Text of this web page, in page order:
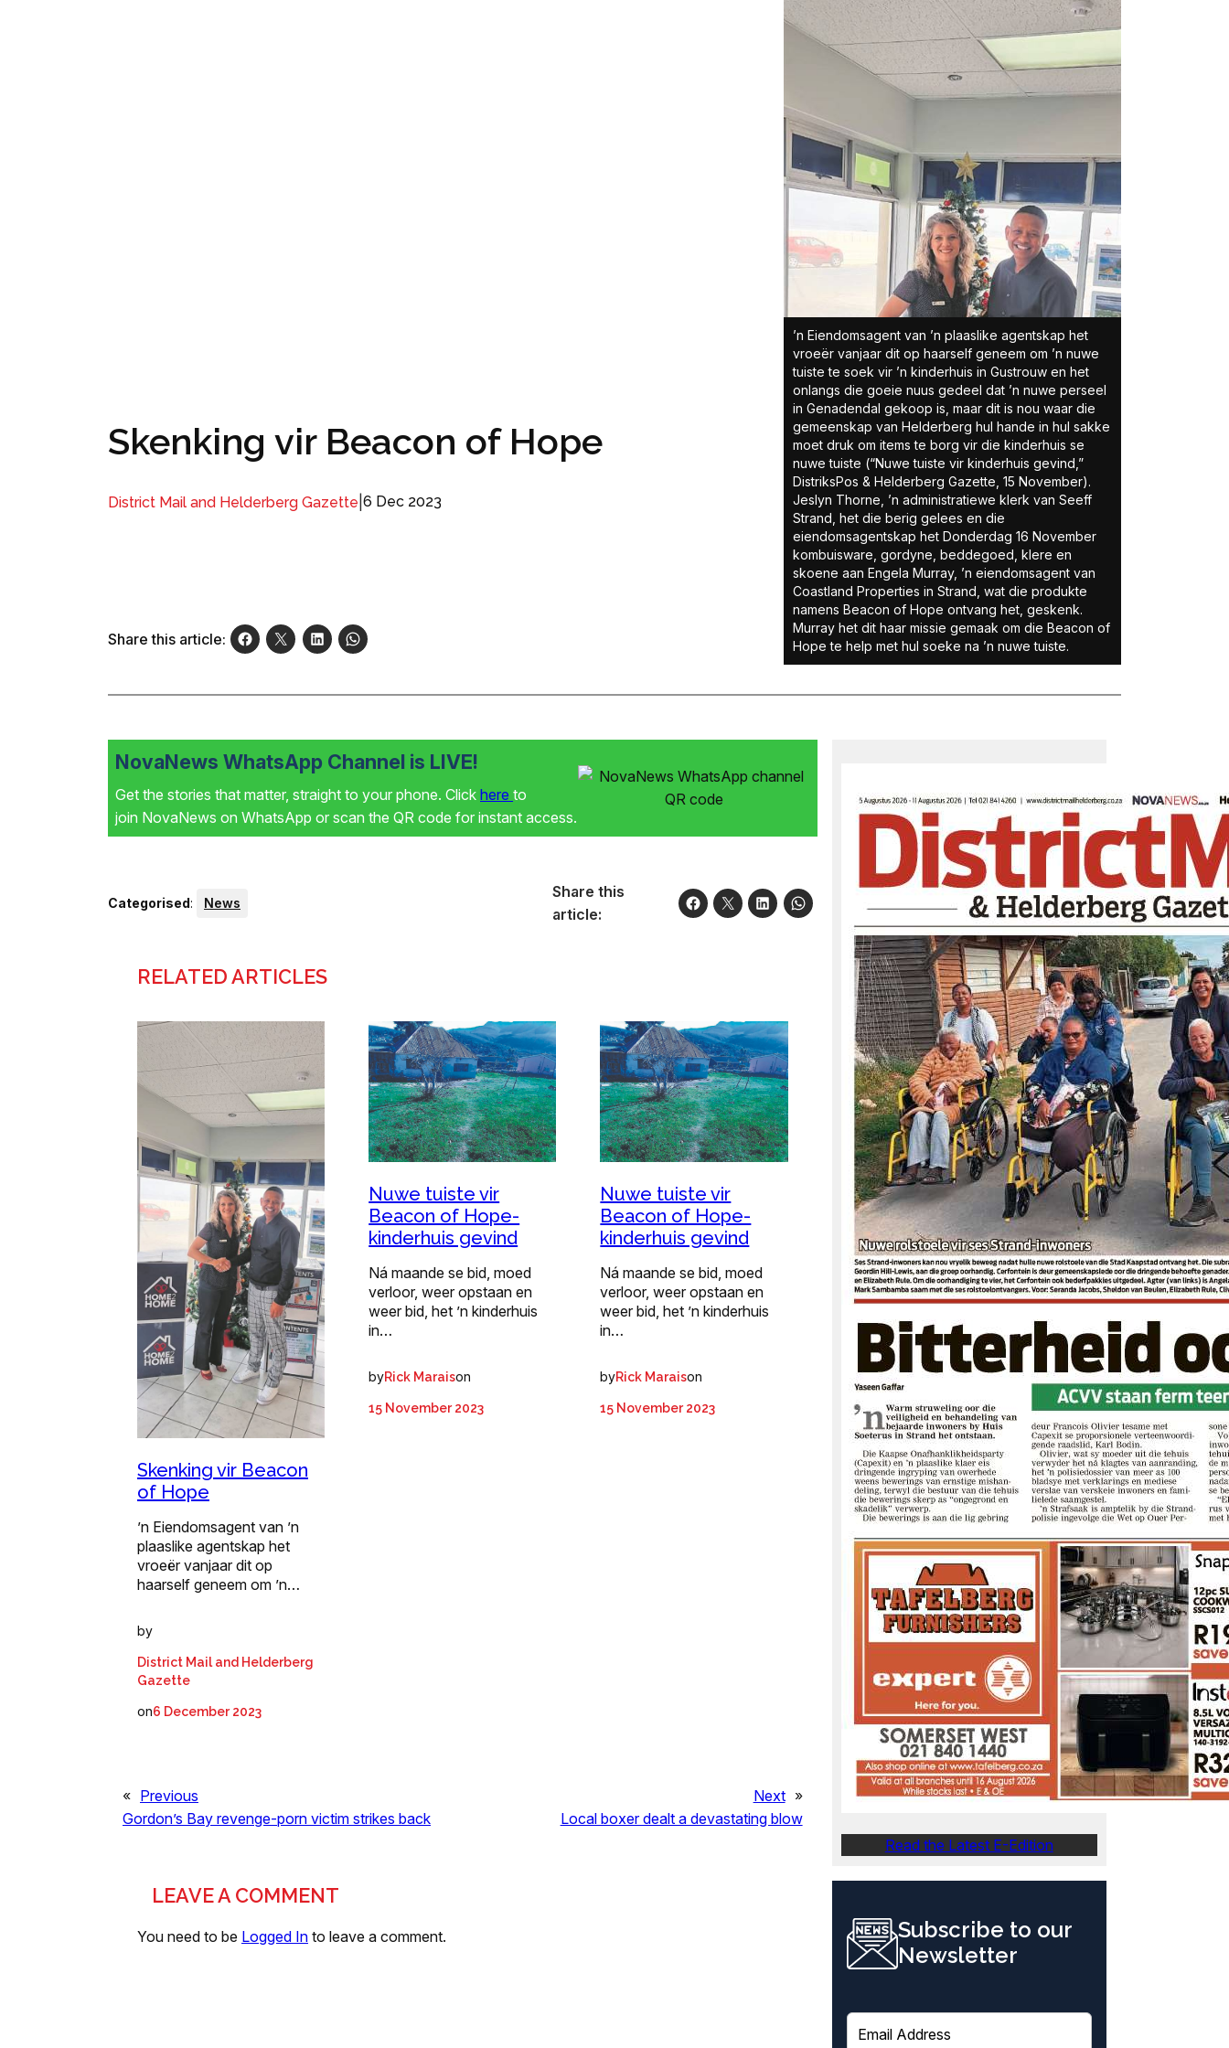
Skenking vir Beacon of Hope
District Mail and Helderberg Gazette 6 Dec 2023
Share this article:
’n Eiendomsagent van ’n plaaslike agentskap het
vroeër vanjaar dit op haarself geneem om ’n nuwe
tuiste te soek vir ’n kinderhuis in Gustrouw en het
onlangs die goeie nuus gedeel dat ’n nuwe perseel
in Genadendal gekoop is, maar dit is nou waar die
gemeenskap van Helderberg hul hande in hul sakke
moet druk om items te borg vir die kinderhuis se
nuwe tuiste (“Nuwe tuiste vir kinderhuis gevind,”
DistriksPos & Helderberg Gazette, 15 November).
Jeslyn Thorne, ’n administratiewe klerk van Seeff
Strand, het die berig gelees en die
eiendomsagentskap het Donderdag 16 November
kombuisware, gordyne, beddegoed, klere en
skoene aan Engela Murray, ’n eiendomsagent van
Coastland Properties in Strand, wat die produkte
namens Beacon of Hope ontvang het, geskenk.
Murray het dit haar missie gemaak om die Beacon of
Hope te help met hul soeke na ’n nuwe tuiste.
NovaNews WhatsApp Channel is LIVE!
Get the stories that matter, straight to your phone. Click here to
join NovaNews on WhatsApp or scan the QR code for instant access.
Categorised: News
Share this
article:
RELATED ARTICLES
Skenking vir Beacon
of Hope
’n Eiendomsagent van ’n
plaaslike agentskap het
vroeër vanjaar dit op
haarself geneem om ’n…
by
District Mail and Helderberg
Gazette
on6 December 2023
Nuwe tuiste vir
Beacon of Hope-
kinderhuis gevind
Ná maande se bid, moed
verloor, weer opstaan en
weer bid, het ’n kinderhuis
in…
byRick Maraison
15 November 2023
Nuwe tuiste vir
Beacon of Hope-
kinderhuis gevind
Ná maande se bid, moed
verloor, weer opstaan en
weer bid, het ’n kinderhuis
in…
byRick Maraison
15 November 2023
« Previous
Gordon’s Bay revenge-porn victim strikes back
Next »
Local boxer dealt a devastating blow
LEAVE A COMMENT
You need to be Logged In to leave a comment.
Read the Latest E-Edition
Subscribe to our
Newsletter
E